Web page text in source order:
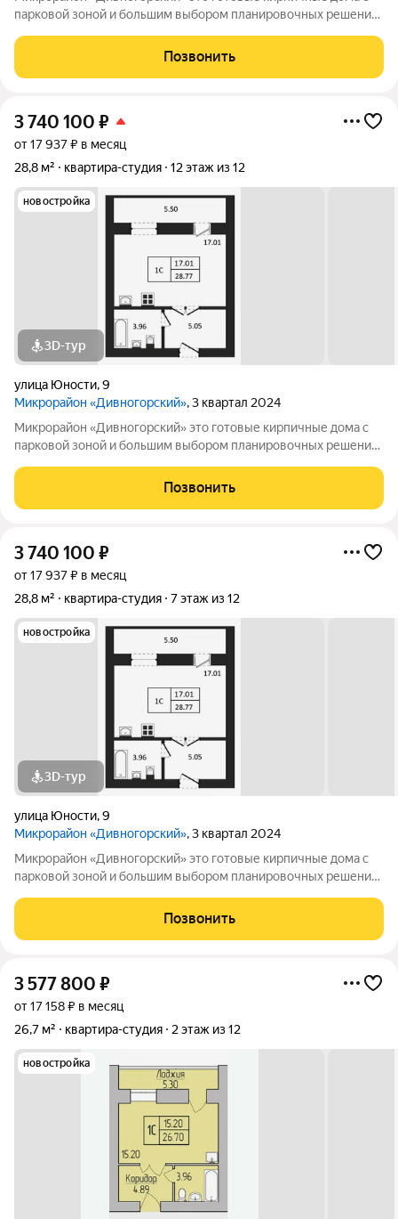
парковой зоной и большим выбором планировочных решений.
с безопасным покрытием.
Позвонить
3 740 100 ₽
от 17 937 ₽ в месяц
28,8 м²
квартира-студия 12 этаж из 12
новостройка
3D-тур
улица Юности,9
Микрорайон «Дивногорский», 3 квартал 2024
Микрорайон «Дивногорский» это готовые кирпичные дома с
парковой зоной и большим выбором планировочных решений.
с безопасным покрытием.
Позвонить
3 740 100 ₽
от 17 937 ₽ в месяц
28,8 м²
квартира-студия 7 этаж из 12
новостройка
3D-тур
улица Юности,9
Микрорайон «Дивногорский», 3 квартал 2024
Микрорайон «Дивногорский» это готовые кирпичные дома с
парковой зоной и большим выбором планировочных решений.
с безопасным покрытием.
Позвонить
3 577 800 ₽
от 17 158 ₽ в месяц
26,7 м²
квартира-студия 2 этаж из 12
новостройка